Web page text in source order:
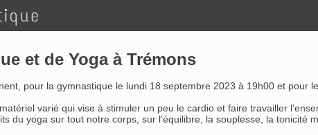
et de Yoga à Trémons
pour la gymnastique le lundi 18 septembre 2023 à 19h00 et pour
varié qui vise à stimuler un peu le cardio et faire travailler
du yoga sur tout notre corps, sur l’équilibre, la souplesse, la tonicité